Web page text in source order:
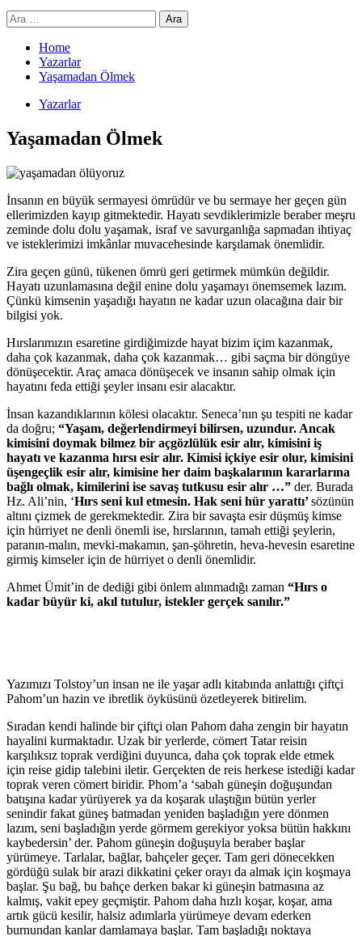
Arama:
Home
Yazarlar
Yaşamadan Ölmek
Yazarlar
Yaşamadan Ölmek
İnsanın en büyük sermayesi ömrüdür ve bu sermaye her geçen gün
ellerimizden kayıp gitmektedir. Hayatı sevdiklerimizle beraber meşru
zeminde dolu dolu yaşamak, israf ve savurganlığa sapmadan ihtiyaç
ve isteklerimizi imkânlar muvacehesinde karşılamak önemlidir.
Zira geçen günü, tükenen ömrü geri getirmek mümkün değildir.
Hayatı uzunlamasına değil enine dolu yaşamayı önemsemek lazım.
Çünkü kimsenin yaşadığı hayatın ne kadar uzun olacağına dair bir
bilgisi yok.
Hırslarımızın esaretine girdiğimizde hayat bizim içim kazanmak,
daha çok kazanmak, daha çok kazanmak… gibi saçma bir döngüye
dönüşecektir. Araç amaca dönüşecek ve insanın sahip olmak için
hayatını feda ettiği şeyler insanı esir alacaktır.
İnsan kazandıklarının kölesi olacaktır. Seneca’nın şu tespiti ne kadar
da doğru; “Yaşam, değerlendirmeyi bilirsen, uzundur. Ancak
kimisini doymak bilmez bir açgözlülük esir alır, kimisini iş
hayatı ve kazanma hırsı esir alır. Kimisi içkiye esir olur, kimisini
üşengeçlik esir alır, kimisine her daim başkalarının kararlarına
bağlı olmak, kimilerini ise savaş tutkusu esir alır …” der. Burada
Hz. Ali’nin, ‘Hırs seni kul etmesin. Hak seni hür yarattı’sözünün
altını çizmek de gerekmektedir. Zira bir savaşta esir düşmüş kimse
için hürriyet ne denli önemli ise, hırslarının, tamah ettiği şeylerin,
paranın-malın, mevki-makamın, şan-şöhretin, heva-hevesin esaretine
girmiş kimseler için de hürriyet o denli önemlidir.
Ahmet Ümit’in de dediği gibi önlem alınmadığı zaman “Hırs o
kadar büyür ki, akıl tutulur, istekler gerçek sanılır.”
Yazımızı Tolstoy’un insan ne ile yaşar adlı kitabında anlattığı çiftçi
Pahom’un hazin ve ibretlik öyküsünü özetleyerek bitirelim.
Sıradan kendi halinde bir çiftçi olan Pahom daha zengin bir hayatın
hayalini kurmaktadır. Uzak bir yerlerde, cömert Tatar reisin
karşılıksız toprak verdiğini duyunca, daha çok toprak elde etmek
için reise gidip talebini iletir. Gerçekten de reis herkese istediği kadar
toprak veren cömert biridir. Phom’a ‘sabah güneşin doğuşundan
batışına kadar yürüyerek ya da koşarak ulaştığın bütün yerler
senindir fakat güneş batmadan yeniden başladığın yere dönmen
lazım, seni başladığın yerde görmem gerekiyor yoksa bütün hakkını
kaybedersin’ der. Pahom güneşin doğuşuyla beraber başlar
yürümeye. Tarlalar, bağlar, bahçeler geçer. Tam geri dönecekken
gördüğü sulak bir arazi dikkatini çeker orayı da almak için koşmaya
başlar. Şu bağ, bu bahçe derken bakar ki güneşin batmasına az
kalmış, vakit epey geçmiştir. Pahom daha hızlı koşar, koşar, ama
artık gücü kesilir, halsiz adımlarla yürümeye devam ederken
burnundan kanlar damlamaya başlar. Tam başladığı noktaya